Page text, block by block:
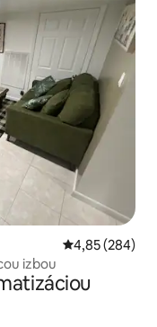
Priemerné
4,85 (284)
izbou